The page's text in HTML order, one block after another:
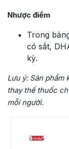
Nhược điểm
Trong
có sắt,
kỳ.
Lưu ý:Sản phẩm
thay thế thuốc
mỗi người.